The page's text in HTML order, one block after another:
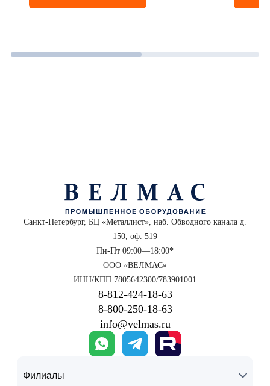
Санкт-Петербург, БЦ «Металлист», наб. Обводного канала д.
150, оф. 519
Пн-Пт 09:00—18:00*
ООО «ВЕЛМАС»
ИНН/КПП 7805642300/783901001
8‑812‑424‑18‑63
8‑800‑250‑18‑63
info@velmas.ru
Филиалы